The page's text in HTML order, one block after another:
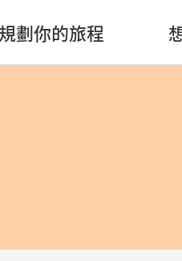
規劃你的旅程